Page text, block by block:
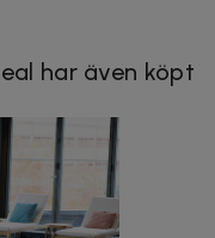
har även köpt